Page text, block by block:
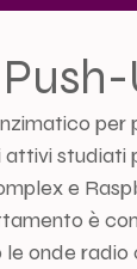
attivi
e
è
onde